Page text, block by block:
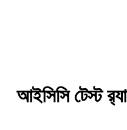
আইসিসি টেস্ট